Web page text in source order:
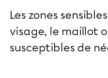
Les zones
visage, le maillot
susceptibles de